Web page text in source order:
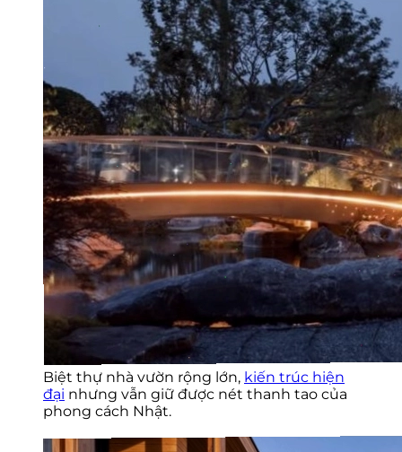
Biệt thự nhà vườn rộng lớn, kiến trúc hiện
đại nhưng vẫn giữ được nét thanh tao của
phong cách Nhật.